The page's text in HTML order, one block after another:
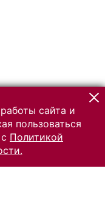
сайта и
пользоваться
Политикой